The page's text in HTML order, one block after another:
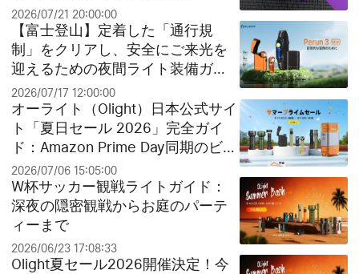
2026/07/21 20:00:00
【富士登山】定着した「通行規
制」をクリアし、安全にご来光を
迎えるための夜間ライト装備ガイ
ド
2026/07/17 12:00:00
オーライト（Olight）日本公式サイ
ト「夏日セール 2026」完全ガイ
ド：Amazon Prime Day同期のビッ
グセールとお得なクリアランス祭
り！
2026/07/06 15:05:00
W杯サッカー観戦ライトガイド：
深夜の隠密観戦からお庭のパーテ
ィーまで
2026/06/23 17:08:33
Olight夏セール2026開催決定！今